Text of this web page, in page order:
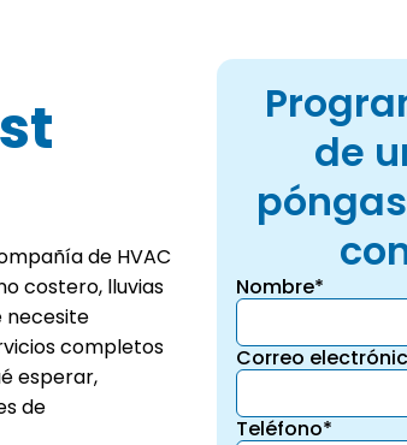
de HVAC
costero, lluvias
necesite
completos
esperar,
de
de
Nombre*
Correo
Teléfono*